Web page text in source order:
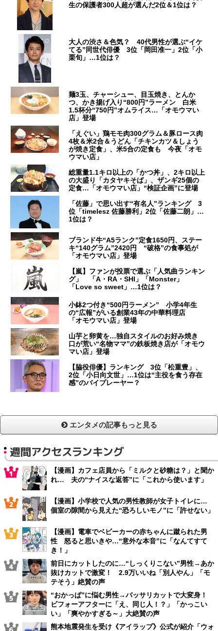
生の保護者300人超が選んだ2位＆1位は？
大人の渋さ＆色気？ 40代男性が選ぶ“イケ
てる”同世代俳優 3位「岡田准一」2位「小
栗旬」…1位は？
麺3玉、チャーシュー、目玉焼き、とんか
つ、かき揚げ入り“800円”ラーメン 白米
1.5杯分“750円”オムライス…「オモウマい
店」登場
「えぐい」鶏モモ肉300グラム＆豚ロース肉
4枚＆米2合＆うどん「チキンカツ＆しょう
が焼き定食」、米5合の定食も 今夜「オモ
ウマい店」
総重量1.1キロ以上の「かつ丼」、2キロ以上
の大盛り「カタヤキそば」、ザンギ25個の
定食…「オモウマい店」“検証企画”に登場
「佐藤」で思い出す“有名人”ランキング 3
位「timelesz 佐藤勝利」2位「佐藤二朗」…
1位は？
ブランド牛“A5ランク”定食1650円、ステー
キ“140グラム”2420円 “破格”の食事処が
「オモウマい店」登場
【嵐】ファンが投票で選ぶ「人気曲ランキン
グ」 「A・RA・SHI」「Monster」
「Love so sweet」…1位は？
小鉢2つ付き“500円ラーメン” 小学4年生
の“広報”がいる創業43年の中華料理店
「オモウマい店」登場
山芋と卵黄を…独自スタイルのお好み焼き
口が荒い“名物ママ”の鉄板焼き店が「オモウ
マい店」登場
【脇役俳優】ランキング 3位「松重豊」、
2位「小日向文世」…1位は“主役を食う存在
感”のバイプレーヤー？
エンタメの記事もっと見る
週間アクセスランキング
【漫画】カフェ店員から「ミルクと砂糖は？」と聞か
れ… 夫の“ナイスな返答”に「これから使います」
【漫画】小学校で人気の男性教師が女子トイレに…
個室の隙間から見えた“恐ろしいモノ”に「許せない」
【漫画】電車でベビーカーの赤ちゃんに蹴られた男
性 怒ると思いきや…“意外な本音”に「なんてすて
き！」
前日にカットしたのに…“しっくりこない”男性→あか
抜けカットで激変！ 2.9万いいね「別人やん」「モ
テそう」絶賛の声
“おかっぱ”に悩む男性→バッサリカットで大変身！
ビフォーアフターに「え、同じ人！？」「かっこい
い」「爽やかすぎる～」大絶賛の声
熊本地震発生を受け《アイラップ》公式が紹介「ウォ